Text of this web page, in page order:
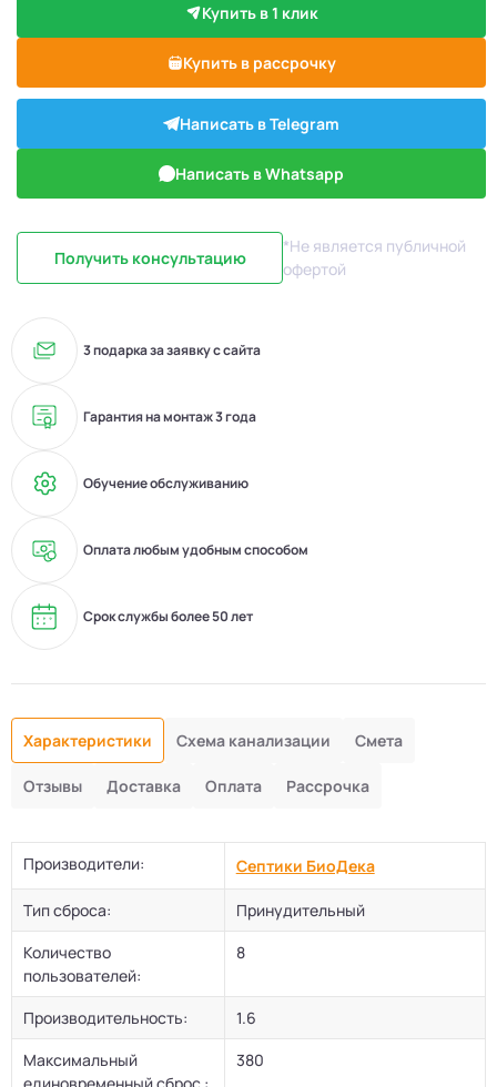
Купить в 1 клик
Купить в рассрочку
Написать в Telegram
Написать в Whatsapp
Получить консультацию
*Не является публичной
офертой
3 подарка за заявку с сайта
Гарантия на монтаж 3 года
Обучение обслуживанию
Оплата любым удобным способом
Срок службы более 50 лет
Характеристики Схема канализации Смета
Отзывы Доставка Оплата Рассрочка
Производители: Септики БиоДека
Тип сброса:
Принудительный
Количество
пользователей:
8
Производительность:
1.6
Максимальный
380